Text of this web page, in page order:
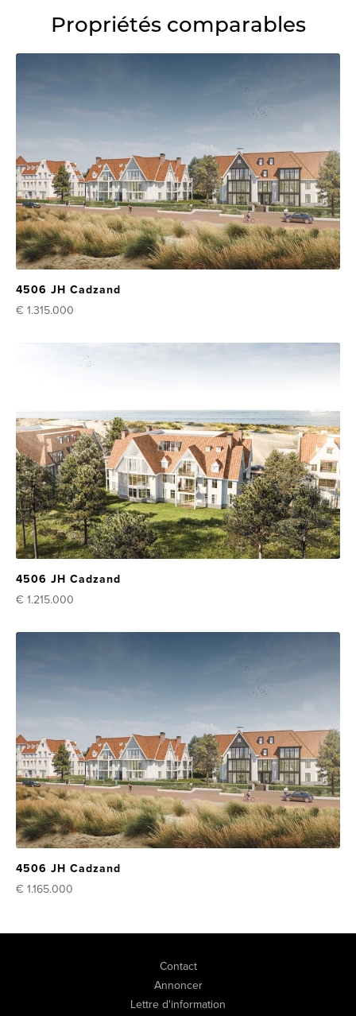
Propriétés comparables
4506 JH Cadzand
€ 1.315.000
4506 JH Cadzand
€ 1.215.000
4506 JH Cadzand
€ 1.165.000
Contact
Annoncer
Lettre d'information